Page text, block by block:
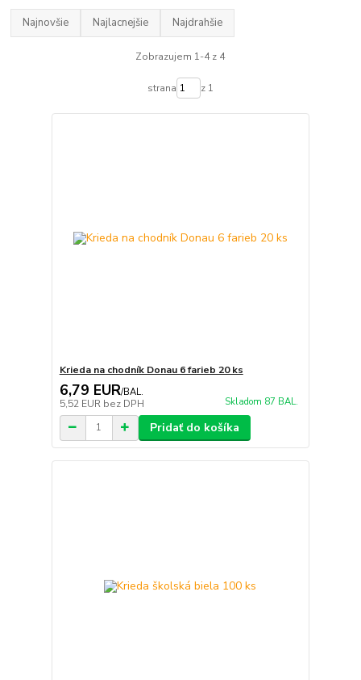
Najnovšie Najlacnejšie Najdrahšie
Zobrazujem 1-4 z 4
strana z 1
Krieda na chodník Donau 6 farieb 20 ks
6,79 EUR/BAL.
5,52 EUR bez DPH Skladom 87 BAL.
Pridať do košíka